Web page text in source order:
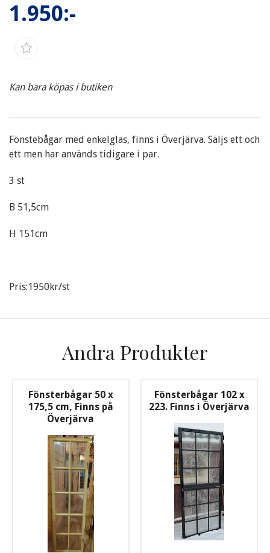
1.950:-
Kan bara köpas i butiken
Fönstebågar med enkelglas, finns i Överjärva. Säljs ett och
ett men har används tidigare i par.
3 st
B 51,5cm
H 151cm
Pris:1950kr/st
Andra Produkter
Fönsterbågar 50 x
175,5 cm, Finns på
Överjärva
Fönsterbågar 102 x
223. Finns i Överjärva